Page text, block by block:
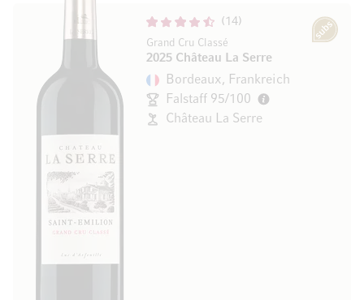
14
Grand Cru Classé
2025 Château La Serre
Subscription
Bordeaux, Frankreich
Falstaff 95/100
Château La Serre